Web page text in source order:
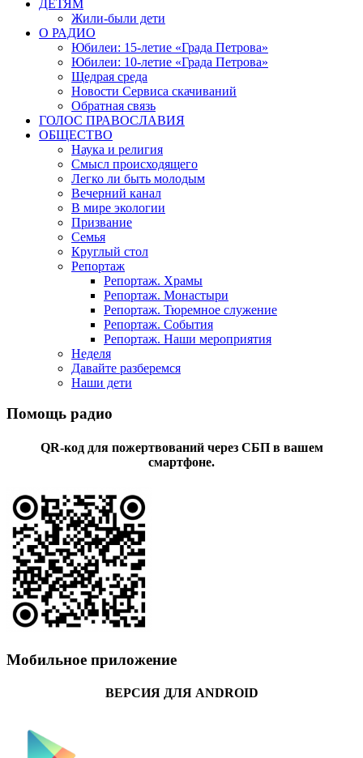
ДЕТЯМ
Жили-были дети
О РАДИО
Юбилеи: 15-летие «Града Петрова»
Юбилеи: 10-летие «Града Петрова»
Щедрая среда
Новости Сервиса скачиваний
Обратная связь
ГОЛОС ПРАВОСЛАВИЯ
ОБЩЕСТВО
Наука и религия
Смысл происходящего
Легко ли быть молодым
Вечерний канал
В мире экологии
Призвание
Семья
Круглый стол
Репортаж
Репортаж. Храмы
Репортаж. Монастыри
Репортаж. Тюремное служение
Репортаж. События
Репортаж. Наши мероприятия
Неделя
Давайте разберемся
Наши дети
Помощь радио
QR-код для пожертвований через СБП в вашем
смартфоне.
Мобильное приложение
ВЕРСИЯ ДЛЯ ANDROID